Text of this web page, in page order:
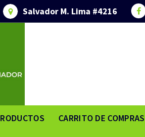
Salvador M. Lima #4216
CARRITO DE COMPRAS